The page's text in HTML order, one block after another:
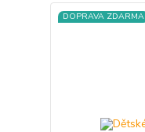
DOPRAVA ZDARMA